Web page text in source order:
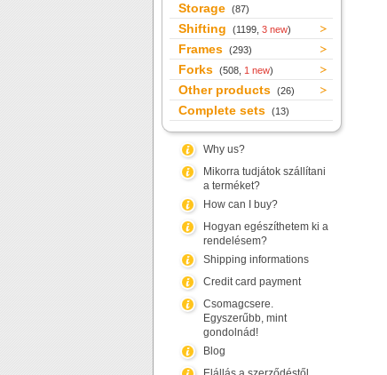
Storage (87)
Shifting (1199, 3 new)
Frames (293)
Forks (508, 1 new)
Other products (26)
Complete sets (13)
Why us?
Mikorra tudjátok szállítani
a terméket?
How can I buy?
Hogyan egészíthetem ki a
rendelésem?
Shipping informations
Credit card payment
Csomagcsere.
Egyszerűbb, mint
gondolnád!
Blog